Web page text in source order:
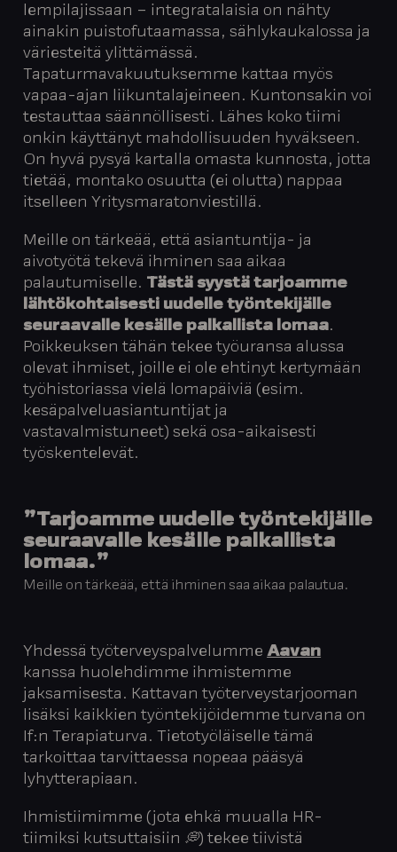
lempilajissaan – integratalaisia on nähty
ainakin puistofutaamassa, sählykaukalossa ja
väriesteitä ylittämässä.
Tapaturmavakuutuksemme kattaa myös
vapaa-ajan liikuntalajeineen. Kuntonsakin voi
testauttaa säännöllisesti. Lähes koko tiimi
onkin käyttänyt mahdollisuuden hyväkseen.
On hyvä pysyä kartalla omasta kunnosta, jotta
tietää, montako osuutta (ei olutta) nappaa
itselleen Yritysmaratonviestillä.
Meille on tärkeää, että asiantuntija- ja
aivotyötä tekevä ihminen saa aikaa
palautumiselle. Tästä syystä tarjoamme
lähtökohtaisesti uudelle työntekijälle
seuraavalle kesälle palkallista lomaa.
Poikkeuksen tähän tekee työuransa alussa
olevat ihmiset, joille ei ole ehtinyt kertymään
työhistoriassa vielä lomapäiviä (esim.
kesäpalveluasiantuntijat ja
vastavalmistuneet) sekä osa-aikaisesti
työskentelevät.
”Tarjoamme uudelle työntekijälle
seuraavalle kesälle palkallista
lomaa.”
Meille on tärkeää, että ihminen saa aikaa palautua.
Yhdessä työterveyspalvelummeAavan
kanssa huolehdimme ihmistemme
jaksamisesta. Kattavan työterveystarjooman
lisäksi kaikkien työntekijöidemme turvana on
If:n Terapiaturva. Tietotyöläiselle tämä
tarkoittaa tarvittaessa nopeaa pääsyä
lyhytterapiaan.
Ihmistiimimme (jota ehkä muualla HR-
tiimiksi kutsuttaisiin 💭) tekee tiivistä